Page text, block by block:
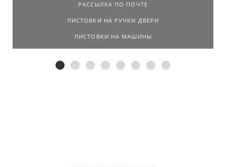
РАССЫЛКА ПО ПОЧТЕ
ЛИСТОВКИ НА РУЧКИ ДВЕРИ
ЛИСТОВКИ НА МАШИНЫ